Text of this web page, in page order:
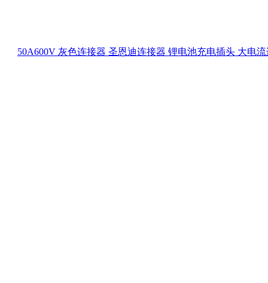
50A600V 灰色连接器 圣恩迪连接器 锂电池充电插头 大电